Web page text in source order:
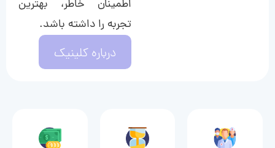
اطمینان خاطر، بهترین
تجربه را داشته باشد.
درباره کلینیک